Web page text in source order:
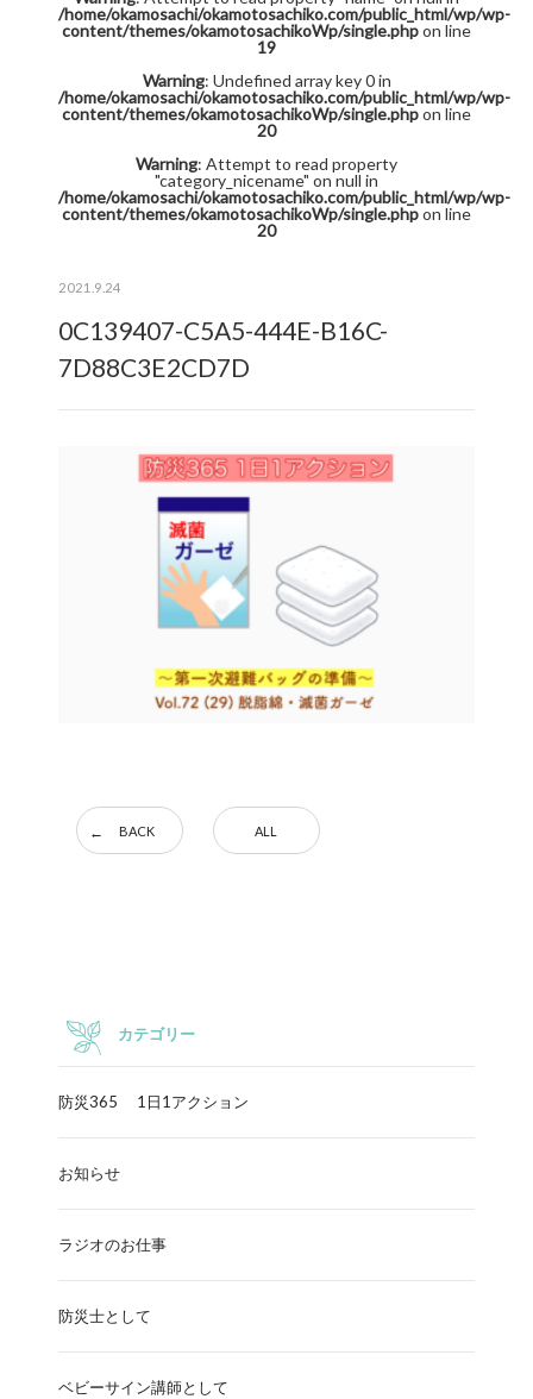
/home/okamosachi/okamotosachiko.com/public_html/wp/wp-
content/themes/okamotosachikoWp/single.phpon line
19
Warning: Undefined array key 0 in
/home/okamosachi/okamotosachiko.com/public_html/wp/wp-
content/themes/okamotosachikoWp/single.phpon line
20
Warning: Attempt to read property
"category_nicename" on null in
/home/okamosachi/okamotosachiko.com/public_html/wp/wp-
content/themes/okamotosachikoWp/single.phpon line
20
2021.9.24
0C139407-C5A5-444E-B16C-
7D88C3E2CD7D
BACK ALL
カテゴリー
防災365 1日1アクション
お知らせ
ラジオのお仕事
防災士として
ベビーサイン講師として